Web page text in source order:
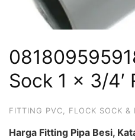
Sock 1 x 3/4′
FITTING PVC FLOCK SOCK &
Harga Fitting Pipa Besi,